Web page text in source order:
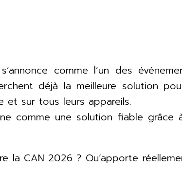
comme l’un des
déjà la meilleure solution
et sur tous leurs appareils.
comme une solution fiable
la CAN 2026 ? Qu’apporte